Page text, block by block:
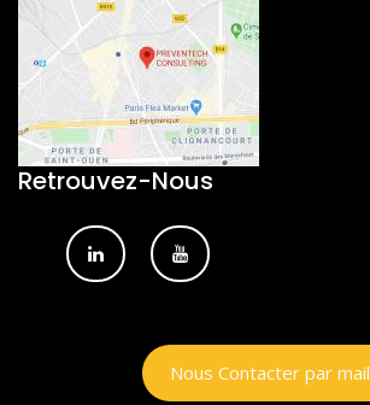
Retrouvez-Nous
Nous Contacter par mail